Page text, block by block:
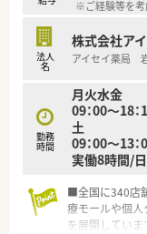
活躍できるフ
行っています
県外から就職
＼充実の研修制
◎新人研修：集
◎中途研修：メ
修、等
薬剤師に必要な
※ご経験等を考
法人
名
株式会社ア
アイセイ薬局
勤務
時間
月火水金
09：00～18：
土
09：00～13：
実働8時間/
■全国に340店
療モールや個人
を展開していま